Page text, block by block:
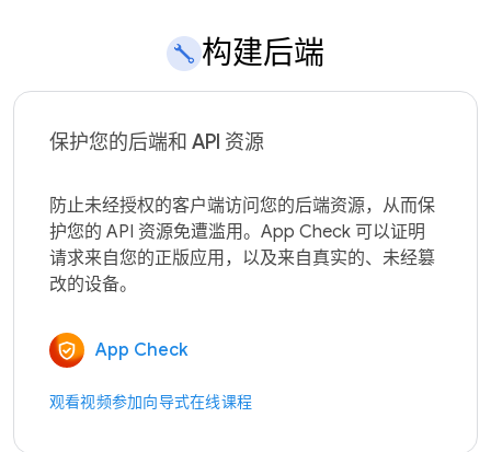
构建后端
保护您的后端和 API 资源
防止未经授权的客户端访问您的后端资源，从而保
护您的 API 资源免遭滥用。App Check 可以证明
请求来自您的正版应用，以及来自真实的、未经篡
App Check
观看视频参加向导式在线课程